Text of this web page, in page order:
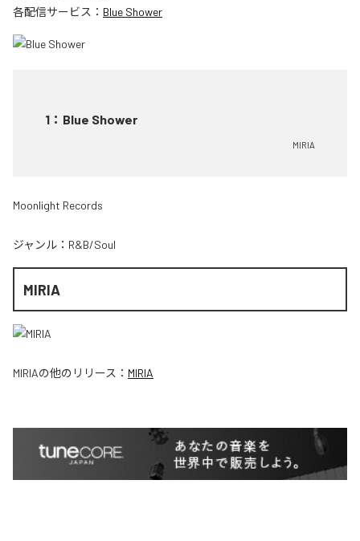
各配信サービス： Blue Shower
1 ： Blue Shower
MIRIA
Moonlight Records
ジャンル： R&B/Soul
MIRIA
MIRIAの他のリリース： MIRIA